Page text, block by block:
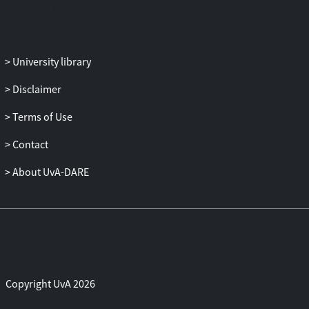
University library
Disclaimer
Terms of Use
Contact
About UvA-DARE
Copyright UvA 2026